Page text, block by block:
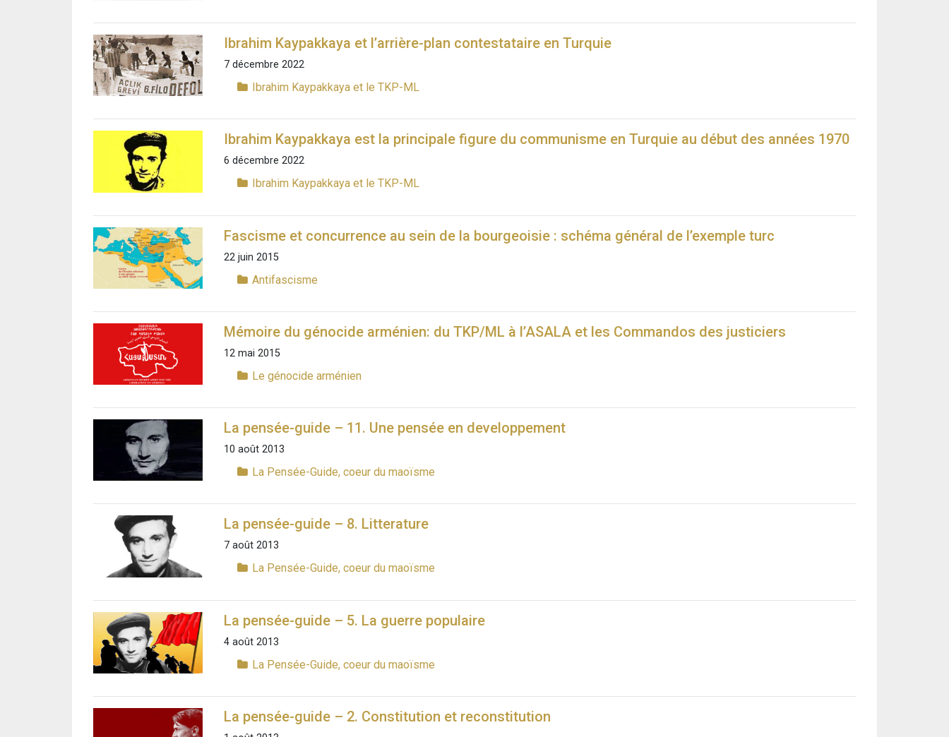
Ibrahim Kaypakkaya et l’arrière-plan contestataire en Turquie
7 décembre 2022
Ibrahim Kaypakkaya et le TKP-ML
Ibrahim Kaypakkaya est la principale figure du communisme en Turquie au début des années 1970
6 décembre 2022
Ibrahim Kaypakkaya et le TKP-ML
Fascisme et concurrence au sein de la bourgeoisie : schéma général de l’exemple turc
22 juin 2015
Antifascisme
Mémoire du génocide arménien: du TKP/ML à l’ASALA et les Commandos des justiciers
12 mai 2015
Le génocide arménien
La pensée-guide – 11. Une pensée en developpement
10 août 2013
La Pensée-Guide, coeur du maoïsme
La pensée-guide – 8. Litterature
7 août 2013
La Pensée-Guide, coeur du maoïsme
La pensée-guide – 5. La guerre populaire
4 août 2013
La Pensée-Guide, coeur du maoïsme
La pensée-guide – 2. Constitution et reconstitution